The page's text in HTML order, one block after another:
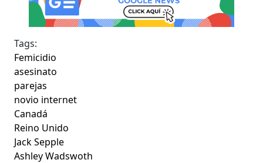
Tags:
Femicidio
asesinato
parejas
novio internet
Canadá
Reino Unido
Jack Sepple
Ashley Wadswoth